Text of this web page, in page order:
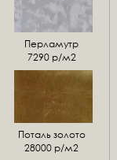
Перламутр
7290 р/м2
Поталь золото
28000 р/м2